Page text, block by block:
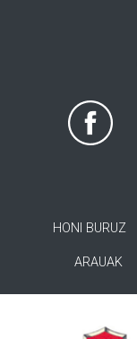
HONI BURUZ
ARAUAK